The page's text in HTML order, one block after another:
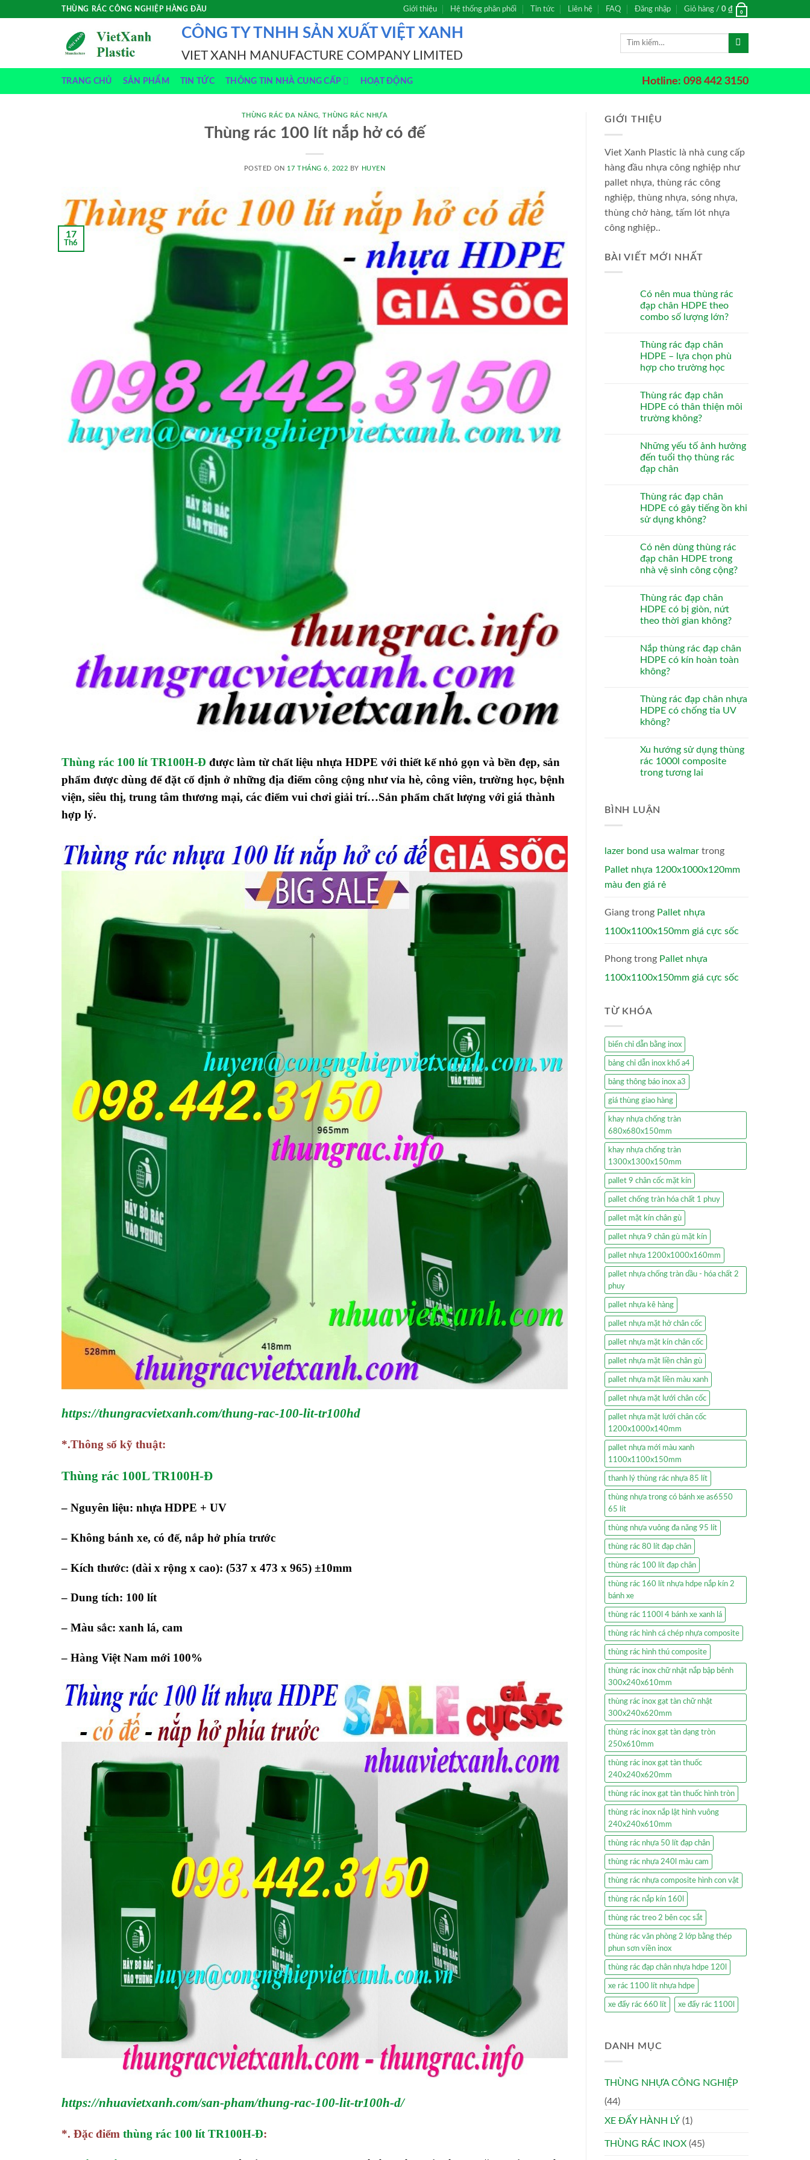
THÙNG RÁC CÔNG NGHIỆP HÀNG ĐẦU Giới thiệu Hệ thống phân phối Tin tức Liên hệ FAQ Đăng nhập Giỏ hàng / 0 ₫ 0
CÔNG TY TNHH SẢN XUẤT VIỆT XANH
VIET XANH MANUFACTURE COMPANY LIMITED
Tìm
TRANG CHỦ SẢN PHẨM TIN TỨC THÔNG TIN NHÀ CUNG CẤP HOẠT ĐỘNG Hotline: 098 442 3150
THÙNG RÁC ĐA NĂNG ,THÙNG RÁC NHỰA
Thùng rác 100 lít nắp hở có đế
POSTED ON 17 THÁNG 6, 2022 BY HUYEN
17
Th6
Thùng rác 100 lít TR100H-Đ được làm từ chất liệu nhựa HDPE với thiết kế nhỏ gọn và bền đẹp, sản
phẩm được dùng để đặt cố định ở những địa điểm công cộng như vỉa hè, công viên, trường học, bệnh
viện, siêu thị, trung tâm thương mại, các điểm vui chơi giải trí…Sản phẩm chất lượng với giá thành
hợp lý.
https://thungracvietxanh.com/thung-rac-100-lit-tr100hd
*.Thông số kỹ thuật:
Thùng rác 100L TR100H-Đ
– Nguyên liệu: nhựa HDPE + UV
– Không bánh xe, có đế, nắp hở phía trước
– Kích thước: (dài x rộng x cao): (537 x 473 x 965) ±10mm
– Dung tích: 100 lít
– Màu sắc: xanh lá, cam
– Hàng Việt Nam mới 100%
https://nhuavietxanh.com/san-pham/thung-rac-100-lit-tr100h-d/
*. Đặc điểm thùng rác 100 lítTR100H-Đ:
GIỚI THIỆU
Viet Xanh Plastic là nhà cung cấp
hàng đầu nhựa công nghiệp như
pallet nhựa, thùng rác công
nghiệp, thùng nhựa, sóng nhựa,
thùng chở hàng, tấm lót nhựa
công nghiệp..
BÀI VIẾT MỚI NHẤT
Có nên mua thùng rác
đạp chân HDPE theo
combo số lượng lớn?
Thùng rác đạp chân
HDPE – lựa chọn phù
hợp cho trường học
Thùng rác đạp chân
HDPE có thân thiện môi
trường không?
Những yếu tố ảnh hưởng
đến tuổi thọ thùng rác
đạp chân
Thùng rác đạp chân
HDPE có gây tiếng ồn khi
sử dụng không?
Có nên dùng thùng rác
đạp chân HDPE trong
nhà vệ sinh công cộng?
Thùng rác đạp chân
HDPE có bị giòn, nứt
theo thời gian không?
Nắp thùng rác đạp chân
HDPE có kín hoàn toàn
không?
Thùng rác đạp chân nhựa
HDPE có chống tia UV
không?
Xu hướng sử dụng thùng
rác 1000l composite
trong tương lai
BÌNH LUẬN
lazer bond usa walmar trong
Pallet nhựa 1200x1000x120mm
màu đen giá rẻ
Giang trong Pallet nhựa
1100x1100x150mm giá cực sốc
Phong trong Pallet nhựa
1100x1100x150mm giá cực sốc
TỪ KHÓA
biển chỉ dẫn bằng inox
bảng chỉ dẫn inox khổ a4
bảng thông báo inox a3
giá thùng giao hàng
khay nhựa chống tràn
680x680x150mm
khay nhựa chống tràn
1300x1300x150mm
pallet 9 chân cốc mặt kín
pallet chống tràn hóa chất 1 phuy
pallet mặt kín chân gù
pallet nhựa 9 chân gù mặt kín
pallet nhựa 1200x1000x160mm
pallet nhựa chống tràn dầu - hóa chất 2
phuy
pallet nhựa kê hàng
pallet nhựa mặt hở chân cốc
pallet nhựa mặt kín chân cốc
pallet nhựa mặt liền chân gù
pallet nhựa mặt liền màu xanh
pallet nhựa mặt lưới chân cốc
pallet nhựa mặt lưới chân cốc
1200x1000x140mm
pallet nhựa mới màu xanh
1100x1100x150mm
thanh lý thùng rác nhựa 85 lít
thùng nhựa trong có bánh xe as6550
65 lít
thùng nhựa vuông đa năng 95 lít
thùng rác 80 lít đạp chân
thùng rác 100 lít đạp chân
thùng rác 160 lít nhựa hdpe nắp kín 2
bánh xe
thùng rác 1100l 4 bánh xe xanh lá
thùng rác hình cá chép nhựa composite
thùng rác hình thú composite
thùng rác inox chữ nhật nắp bập bênh
300x240x610mm
thùng rác inox gạt tàn chữ nhật
300x240x620mm
thùng rác inox gạt tàn dạng tròn
250x610mm
thùng rác inox gạt tàn thuốc
240x240x620mm
thùng rác inox gạt tàn thuốc hình tròn
thùng rác inox nắp lật hình vuông
240x240x610mm
thùng rác nhựa 50 lít đạp chân
thùng rác nhựa 240l màu cam
thùng rác nhựa composite hình con vật
thùng rác nắp kín 160l
thùng rác treo 2 bên cọc sắt
thùng rác văn phòng 2 lớp bằng thép
phun sơn viền inox
thùng rác đạp chân nhựa hdpe 120l
xe rác 1100 lít nhựa hdpe
xe đẩy rác 660 lít xe đẩy rác 1100l
DANH MỤC
THÙNG NHỰA CÔNG NGHIỆP
(44)
XE ĐẨY HÀNH LÝ (1)
THÙNG RÁC INOX (45)